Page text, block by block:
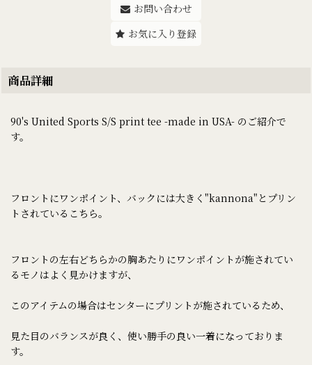
お問い合わせ
お気に入り登録
商品詳細
90's United Sports S/S print tee -made in USA- のご紹介で
す。
フロントにワンポイント、バックには大きく"kannona"とプリン
トされているこちら。
フロントの左右どちらかの胸あたりにワンポイントが施されてい
るモノはよく見かけますが、
このアイテムの場合はセンターにプリントが施されているため、
見た目のバランスが良く、使い勝手の良い一着になっておりま
す。